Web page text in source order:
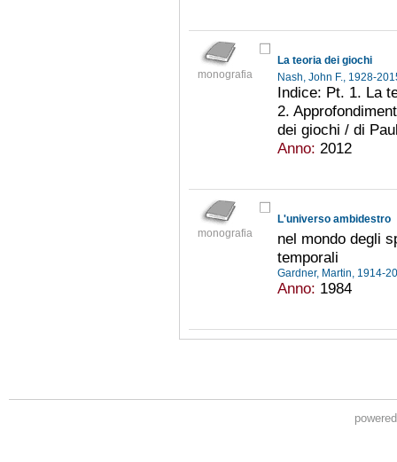
monografia
La teoria dei giochi
Nash, John F., 1928-
Indice: Pt. 1. La
2.
dei giochi / di
Anno: 2012
monografia
L'universo ambidestro
nel mondo degli
temporali
Gardner, Martin, 1914-
Anno: 1984